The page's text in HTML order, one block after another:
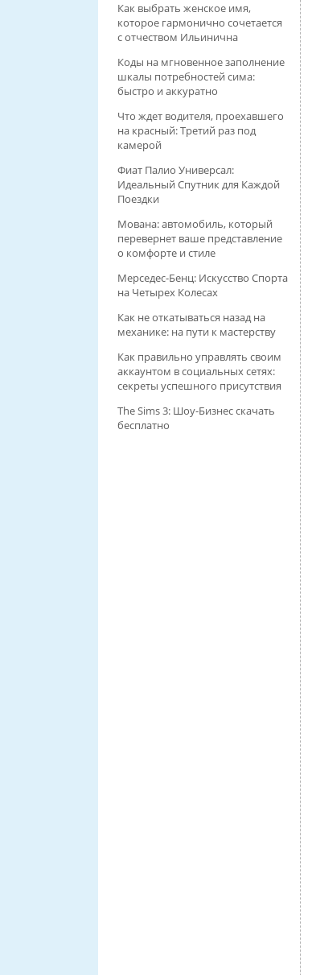
Как выбрать женское имя,
которое гармонично сочетается
с отчеством Ильинична
Коды на мгновенное заполнение
шкалы потребностей сима:
быстро и аккуратно
Что ждет водителя, проехавшего
на красный: Третий раз под
камерой
Фиат Палио Универсал:
Идеальный Спутник для Каждой
Поездки
Мована: автомобиль, который
перевернет ваше представление
о комфорте и стиле
Мерседес-Бенц: Искусство Спорта
на Четырех Колесах
Как не откатываться назад на
механике: на пути к мастерству
Как правильно управлять своим
аккаунтом в социальных сетях:
секреты успешного присутствия
The Sims 3: Шоу-Бизнес скачать
бесплатно